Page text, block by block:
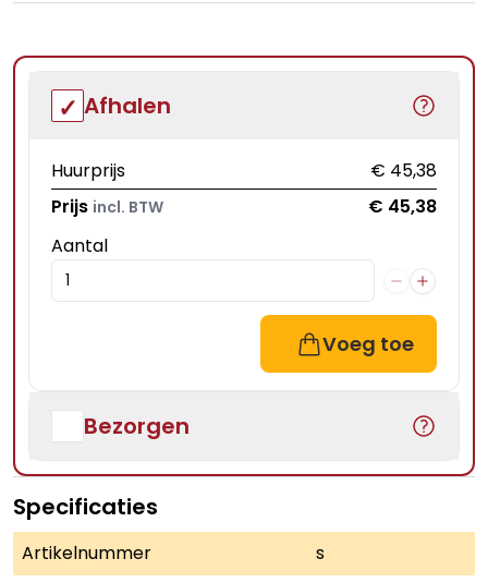
Afhalen
Huurprijs
€ 45,38
Prijs incl. BTW
€ 45,38
Aantal
Voeg toe
Bezorgen
Specificaties
Artikelnummer
s